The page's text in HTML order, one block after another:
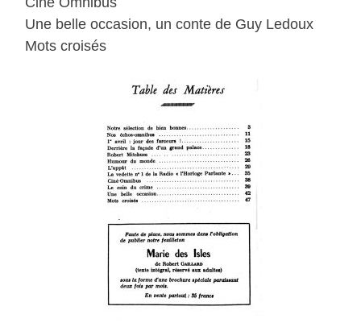
Une belle occasion, un conte de Guy Ledoux
Mots croisés